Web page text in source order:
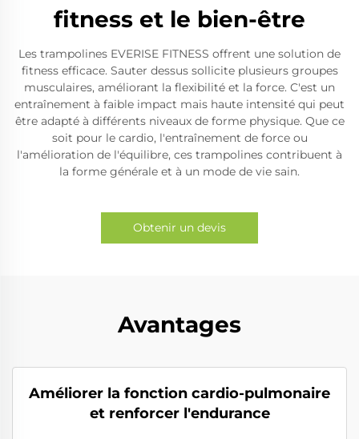
fitness et le bien-être
Les trampolines EVERISE FITNESS offrent une solution de
fitness efficace. Sauter dessus sollicite plusieurs groupes
musculaires, améliorant la flexibilité et la force. C'est un
entraînement à faible impact mais haute intensité qui peut
être adapté à différents niveaux de forme physique. Que ce
soit pour le cardio, l'entraînement de force ou
l'amélioration de l'équilibre, ces trampolines contribuent à
la forme générale et à un mode de vie sain.
Obtenir un devis
Avantages
Améliorer la fonction cardio-pulmonaire
et renforcer l'endurance